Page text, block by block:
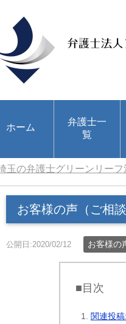
ホーム
弁護士一
覧
玉の弁護士グリーンリー
お客様の声（ご相
公開日:2020/02/12 お客様の
■目次
関連投稿: